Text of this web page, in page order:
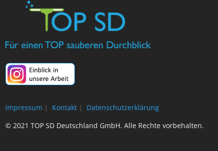
Impressum | Kontakt |
Datenschutzerklärung
© 2021 TOP SD Deutschland GmbH. Alle Rechte vorbehalten.